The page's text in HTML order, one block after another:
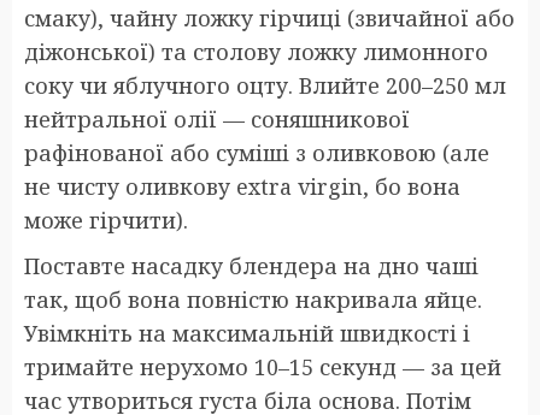
смаку), чайну ложку гірчиці (звичайної або
діжонської) та столову ложку лимонного
соку чи яблучного оцту. Влийте 200–250 мл
нейтральної олії — соняшникової
рафінованої або суміші з оливковою (але
не чисту оливкову extra virgin, бо вона
може гірчити).
Поставте насадку блендера на дно чаші
так, щоб вона повністю накривала яйце.
Увімкніть на максимальній швидкості і
тримайте нерухомо 10–15 секунд — за цей
час утвориться густа біла основа. Потім